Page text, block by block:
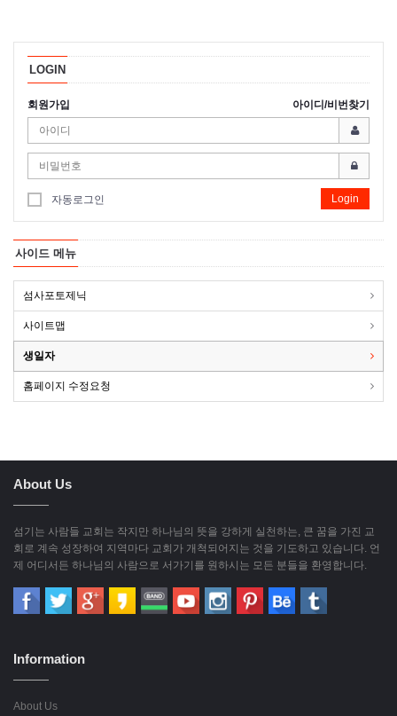
LOGIN
회원가입 아이디/비번찾기
자동로그인 Login
사이드 메뉴
섬사포토제닉
사이트맵
생일자
홈페이지 수정요청
About Us
섬기는 사람들 교회는 작지만 하나님의 뜻을 강하게 실천하는, 큰 꿈을 가진 교
회로 계속 성장하여 지역마다 교회가 개척되어지는 것을 기도하고 있습니다. 언
제 어디서든 하나님의 사람으로 서가기를 원하시는 모든 분들을 환영합니다.
Information
About Us